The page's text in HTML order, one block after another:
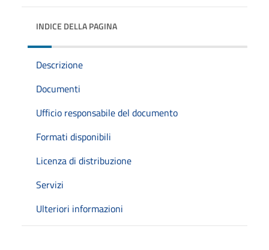
INDICE DELLA PAGINA
Descrizione
Documenti
Ufficio responsabile del documento
Formati disponibili
Licenza di distribuzione
Servizi
Ulteriori informazioni